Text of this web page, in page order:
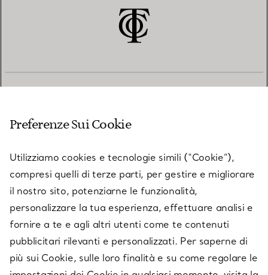
SU TIFFANY & CO.
LEGALE
Preferenze Sui Cookie
Utilizziamo cookies e tecnologie simili (“Cookie”),
compresi quelli di terze parti, per gestire e migliorare
il nostro sito, potenziarne le funzionalità,
personalizzare la tua esperienza, effettuare analisi e
fornire a te e agli altri utenti come te contenuti
pubblicitari rilevanti e personalizzati. Per saperne di
più sui Cookie, sulle loro finalità e su come regolare le